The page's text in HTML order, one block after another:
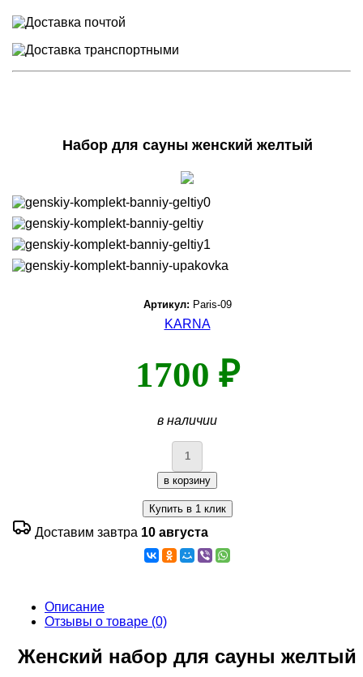
Набор для сауны женский желтый
Артикул: Paris-09
KARNA
1700 ₽
в наличии
Доставим завтра 10 августа
Описание
Отзывы о товаре (0)
Женский набор для сауны желтый